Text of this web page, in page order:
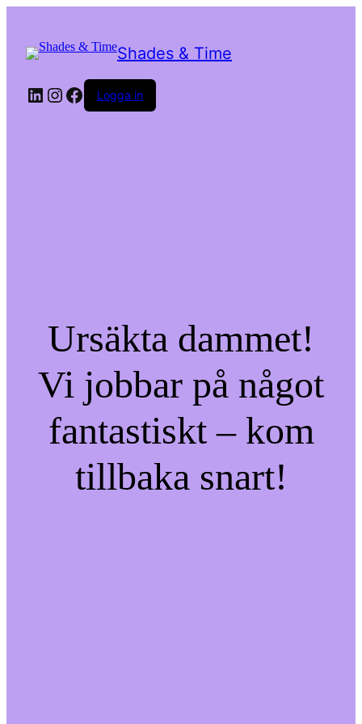
Shades & Time
LinkedIn
Instagram
Facebook
Logga in
Ursäkta dammet!
Vi jobbar på något
fantastiskt – kom
tillbaka snart!